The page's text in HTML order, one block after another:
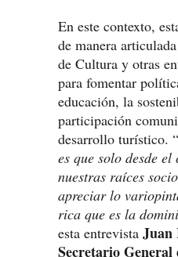
En este contexto,
de manera
de Cultura y otras
para fomentar
educación, la
participación
desarrollo turístico. “
es que solo desde
nuestras raíces
apreciar lo
rica que es la
esta entrevista Juan
Secretario